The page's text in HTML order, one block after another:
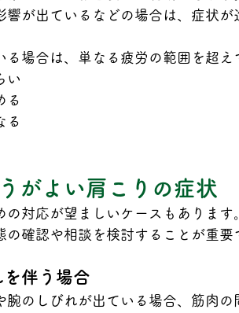
響が出ているなどの場合は、症状が
る場合は、単なる疲労の範囲を超え
い
る
る
がよい肩こりの症状
の対応が望ましいケースもあります
確認や相談を検討することが重要
伴う場合
腕のしびれが出ている場合、筋肉